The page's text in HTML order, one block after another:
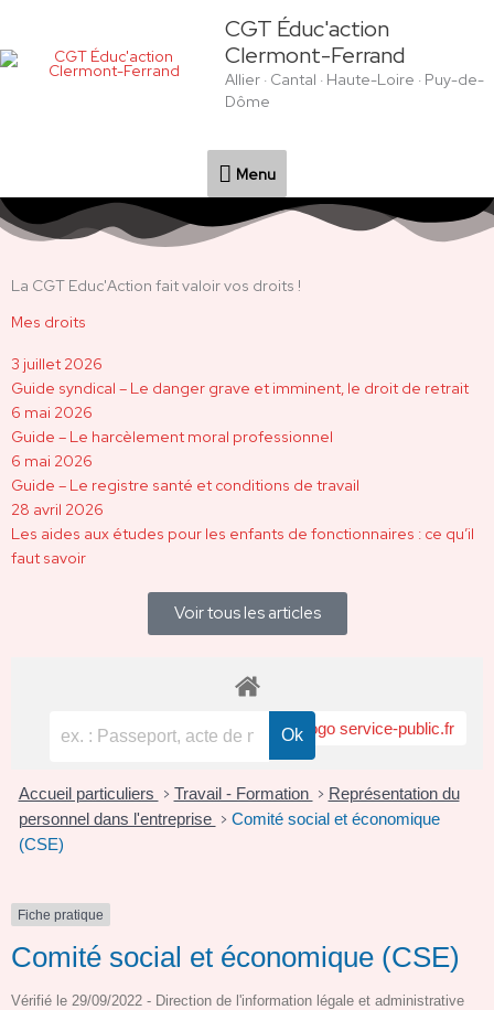
contenu
CGT Éduc'action
Clermont-Ferrand
Allier · Cantal · Haute-Loire · Puy-de-
Dôme
Menu
Menu
La CGT Educ'Action fait valoir vos droits !
Mes droits
3 juillet 2026
Guide syndical – Le danger grave et imminent, le droit de retrait
6 mai 2026
Guide – Le harcèlement moral professionnel
6 mai 2026
Guide – Le registre santé et conditions de travail
28 avril 2026
Les aides aux études pour les enfants de fonctionnaires : ce qu’il
faut savoir
Voir tous les articles
Accueil particuliers > Travail - Formation > Représentation du
personnel dans l'entreprise > Comité social et économique
(CSE)
Fiche pratique
Comité social et économique (CSE)
Vérifié le 29/09/2022 - Direction de l'information légale et administrative